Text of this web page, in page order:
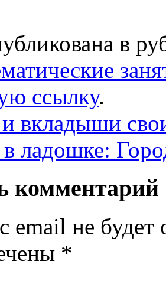
в
ссылку.
вкладыши
в ладошке:
комментарий
email не будет
*